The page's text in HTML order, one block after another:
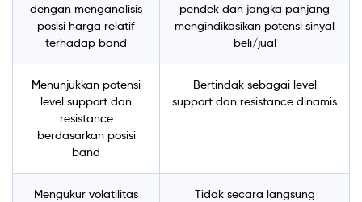
dengan menganalisis
posisi harga relatif
terhadap band
pendek dan jangka panjang
mengindikasikan potensi sinyal
beli/jual
Menunjukkan potensi
level support dan
resistance
berdasarkan posisi
band
Bertindak sebagai level
support dan resistance dinamis
Mengukur volatilitas
Tidak secara langsung